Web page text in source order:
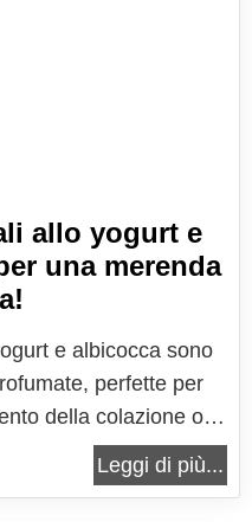
allo yogurt e
una merenda
e albicocca sono
perfette per
della colazione o
i bambini. Regalano
pochissimo
Leggi di più...